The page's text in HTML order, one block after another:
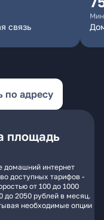
связь
по адресу
площадь
домашний интернет
доступных тарифов -
от 100 до 1000
до 2050 рублей в месяц.
необходимые опции